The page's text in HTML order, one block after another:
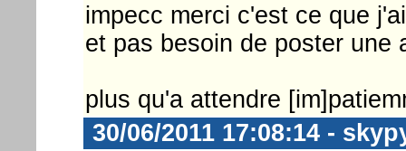
impecc merci c'est ce que
et pas besoin de poster une
plus qu'a attendre
30/06/2011 17:08:14 -